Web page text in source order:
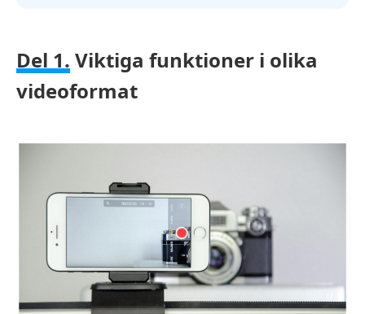
Del 1. Viktiga funktioner i olika
videoformat